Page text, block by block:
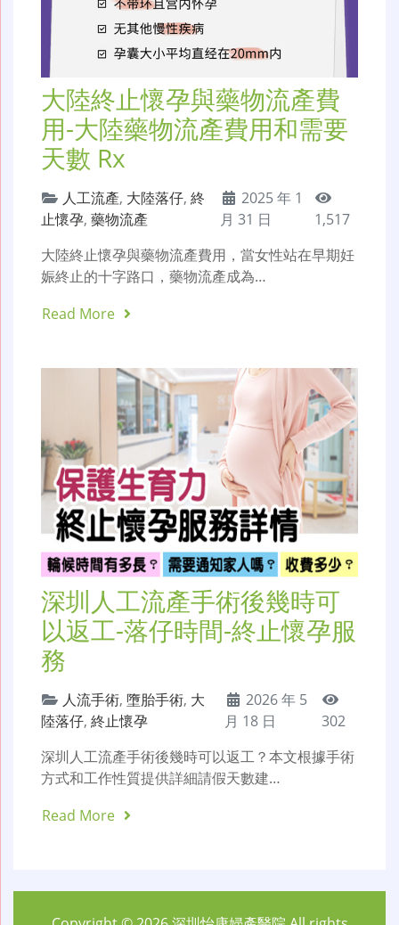
大陸終止懷孕與藥物流產費
用-大陸藥物流產費用和需要
天數 Rx
人工流產, 大陸落仔, 終
止懷孕, 藥物流產
2025 年 1
月 31 日
1,517
大陸終止懷孕與藥物流產費用，當女性站在早期妊
娠終止的十字路口，藥物流產成為…
Read More
深圳人工流產手術後幾時可
以返工-落仔時間-終止懷孕服
務
人流手術, 墮胎手術, 大
陸落仔, 終止懷孕
2026 年 5
月 18 日
302
深圳人工流產手術後幾時可以返工？本文根據手術
方式和工作性質提供詳細請假天數建…
Read More